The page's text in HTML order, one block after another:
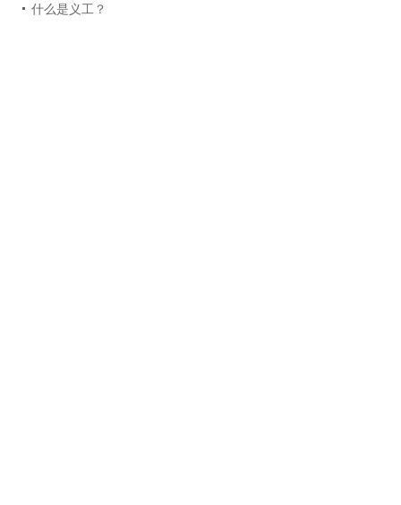
什么是义工？